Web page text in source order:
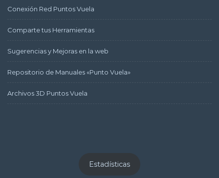
Conexión Red Puntos Vuela
Comparte tus Herramientas
Sugerencias y Mejoras en la web
Repositorio de Manuales «Punto Vuela»
Archivos 3D Puntos Vuela
Estadísticas